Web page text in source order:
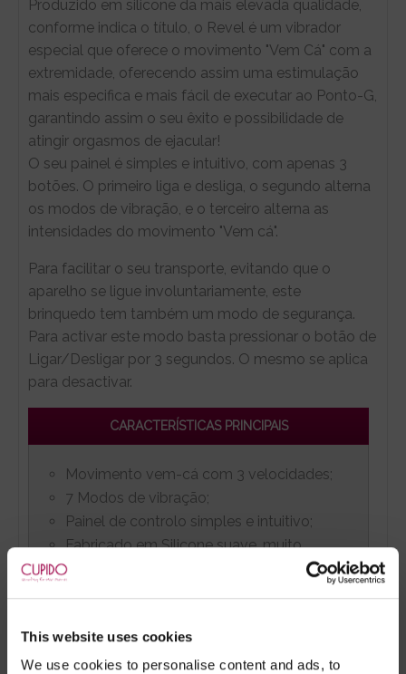
This website uses cookies
We use cookies to personalise content and ads, to
Produzido em silicone da mais elevada qualidade,
conforme indica o título, o Revel é um vibrador
especial que oferece o movimento "Vem Cá" com a
extremidade, oferecendo assim uma estimulação
mais especifica e mais fácil de executar ao Ponto-G,
garantindo assim o seu êxito e possibilidade de
atingir orgasmos de ejacular!
O seu painel é simples e intuitivo, com apenas 3
botões. O primeiro liga e desliga, o segundo alterna
os modos de vibração, e o terceiro alterna as
intensidades do movimento "Vem cá".
Para facilitar o seu transporte, evitando que o
aparelho se ligue involuntariamente, este
brinquedo tem também um modo de segurança.
Para activar este modo basta pressionar o botão de
Ligar/Desligar por 3 segundos. O mesmo se aplica
para desactivar.
CARACTERÍSTICAS PRINCIPAIS
Movimento vem-cá com 3 velocidades;
7 Modos de vibração;
Painel de controlo simples e intuitivo;
Fabricado em Silicone suave, muito
confortável.
OUTRAS CARACTERÍSTICAS